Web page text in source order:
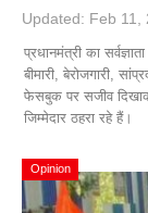
Updated: Feb 11,
प्रधानमंत्री का
बीमारी, बेरोजगारी,
फेसबुक पर सजीव
जिम्मेदार ठहरा रहे हैं।
Opinion